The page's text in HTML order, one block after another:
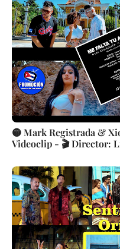
🟡 Mark Registrada &
Videoclip - 🎬 Director: